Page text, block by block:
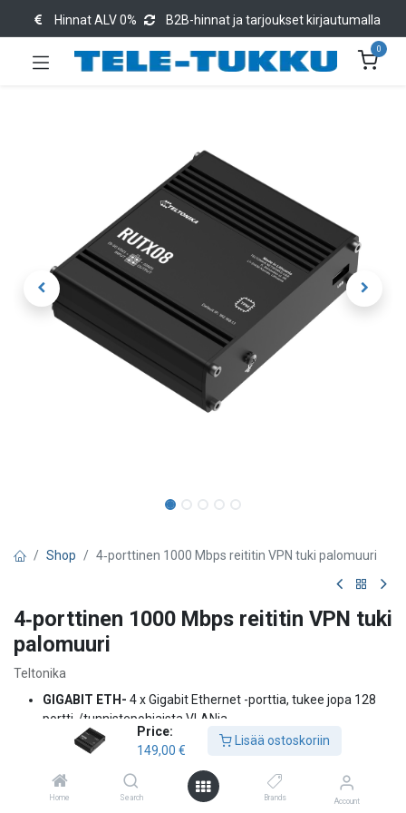
Price:
149,00 €
Lisää ostoskoriin
Home Search Brands Account
Hinnat ALV 0% B2B-hinnat ja tarjoukset kirjautumalla
0
Shop 4‑porttinen 1000 Mbps reititin VPN tuki palomuuri
4‑porttinen 1000 Mbps reititin VPN tuki
palomuuri
Teltonika
GIGABIT ETH- 4 x Gigabit Ethernet -porttia, tukee jopa 128
portti-/tunnistepohjaista VLANia
VPN-Useita VPN-protokollia tuettu, mukaan lukien OpenVPN,
IPsec, PPTP, L2TP ja DMVPN
PROTOKOLLAT-
Useita protokollia tuettu, mukaan lukien
MQTT, Modbus TCP, BGP ja GRE